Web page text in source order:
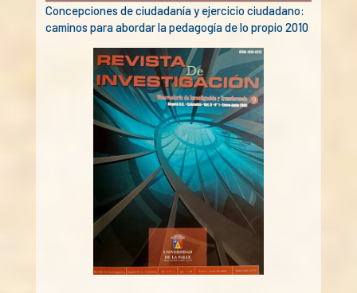
Concepciones de ciudadanía y ejercicio ciudadano:
caminos para abordar la pedagogía de lo propio 2010